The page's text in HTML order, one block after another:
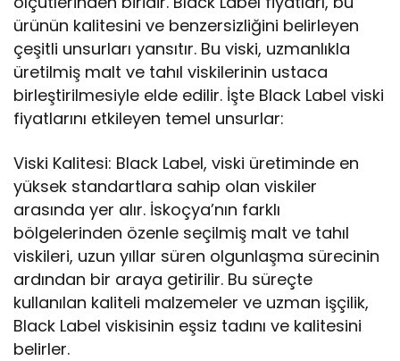
ürünün kalitesini ve benzersizliğini belirleyen
çeşitli unsurları yansıtır. Bu viski, uzmanlıkla
üretilmiş malt ve tahıl viskilerinin ustaca
birleştirilmesiyle elde edilir. İşte Black Label viski
fiyatlarını etkileyen temel unsurlar:
Viski Kalitesi: Black Label, viski üretiminde en
yüksek standartlara sahip olan viskiler
arasında yer alır. İskoçya’nın farklı
bölgelerinden özenle seçilmiş malt ve tahıl
viskileri, uzun yıllar süren olgunlaşma sürecinin
ardından bir araya getirilir. Bu süreçte
kullanılan kaliteli malzemeler ve uzman işçilik,
Black Label viskisinin eşsiz tadını ve kalitesini
belirler.